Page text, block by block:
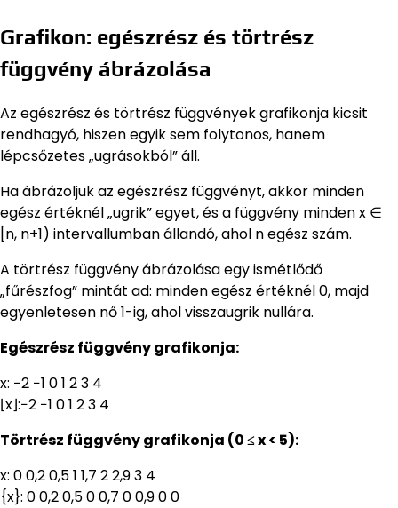
Grafikon: egészrész és törtrész
függvény ábrázolása
Az egészrész és törtrész függvények grafikonja kicsit
rendhagyó, hiszen egyik sem folytonos, hanem
lépcsőzetes „ugrásokból” áll.
Ha ábrázoljuk az egészrész függvényt, akkor minden
egész értéknél „ugrik” egyet, és a függvény minden x ∈
[n, n+1) intervallumban állandó, ahol n egész szám.
A törtrész függvény ábrázolása egy ismétlődő
„fűrészfog” mintát ad: minden egész értéknél 0, majd
egyenletesen nő 1-ig, ahol visszaugrik nullára.
Egészrész függvény grafikonja:
x: −2 −1 0 1 2 3 4
⌊x⌋:−2 −1 0 1 2 3 4
Törtrész függvény grafikonja (0 ≤ x < 5):
x: 0 0,2 0,5 1 1,7 2 2,9 3 4
{x}: 0 0,2 0,5 0 0,7 0 0,9 0 0